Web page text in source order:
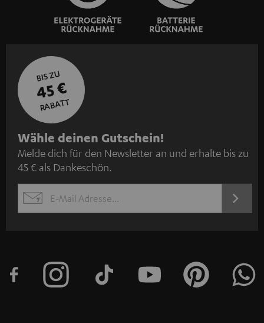
BIS ZU
45 €
RABATT
N
e
w
s
l
e
Wähle deinen Gutschein!
Melde dich für den Newsletter an und erhalte bis zu
45 € als Dankeschön.
EMAIL
JETZT